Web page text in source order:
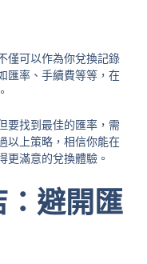
僅可以作為你兌換記錄
匯率、手續費等等，在
要找到最佳的匯率，需
以上策略，相信你能在
更滿意的兌換體驗。
避開匯